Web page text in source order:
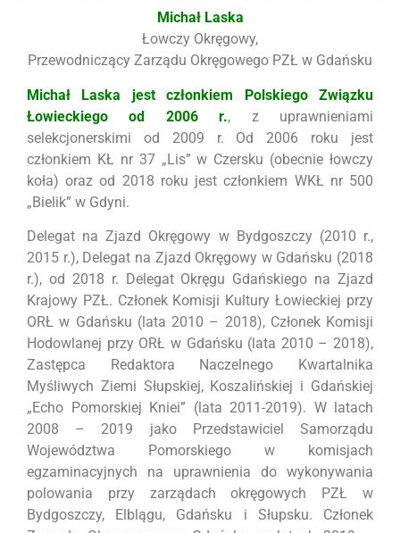
Michał Laska
Łowczy Okręgowy,
Przewodniczący Zarządu Okręgowego PZŁ w Gdańsku
Michał Laska jest członkiem Polskiego Związku
Łowieckiego od 2006 r., z uprawnieniami
selekcjonerskimi od 2009 r. Od 2006 roku jest
członkiem KŁ nr 37 „Lis” w Czersku (obecnie łowczy
koła) oraz od 2018 roku jest członkiem WKŁ nr 500
„Bielik” w Gdyni.
Delegat na Zjazd Okręgowy w Bydgoszczy (2010 r.,
2015 r.), Delegat na Zjazd Okręgowy w Gdańsku (2018
r.), od 2018 r. Delegat Okręgu Gdańskiego na Zjazd
Krajowy PZŁ. Członek Komisji Kultury Łowieckiej przy
ORŁ w Gdańsku (lata 2010 – 2018), Członek Komisji
Hodowlanej przy ORŁ w Gdańsku (lata 2010 – 2018),
Zastępca Redaktora Naczelnego Kwartalnika
Myśliwych Ziemi Słupskiej, Koszalińskiej i Gdańskiej
„Echo Pomorskiej Kniei” (lata 2011-2019). W latach
2008 – 2019 jako Przedstawiciel Samorządu
Województwa Pomorskiego w komisjach
egzaminacyjnych na uprawnienia do wykonywania
polowania przy zarządach okręgowych PZŁ w
Bydgoszczy, Elblągu, Gdańsku i Słupsku. Członek